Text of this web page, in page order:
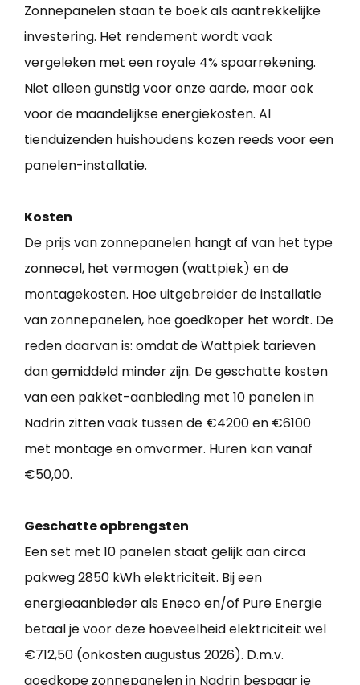
Zonnepanelen staan te boek als aantrekkelijke
investering. Het rendement wordt vaak
vergeleken met een royale 4% spaarrekening.
Niet alleen gunstig voor onze aarde, maar ook
voor de maandelijkse energiekosten. Al
tienduizenden huishoudens kozen reeds voor een
panelen-installatie.
Kosten
De prijs van zonnepanelen hangt af van het type
zonnecel, het vermogen (wattpiek) en de
montagekosten. Hoe uitgebreider de installatie
van zonnepanelen, hoe goedkoper het wordt. De
reden daarvan is: omdat de Wattpiek tarieven
dan gemiddeld minder zijn. De geschatte kosten
van een pakket-aanbieding met 10 panelen in
Nadrin zitten vaak tussen de €4200 en €6100
met montage en omvormer. Huren kan vanaf
€50,00.
Geschatte opbrengsten
Een set met 10 panelen staat gelijk aan circa
pakweg 2850 kWh elektriciteit. Bij een
energieaanbieder als Eneco en/of Pure Energie
betaal je voor deze hoeveelheid elektriciteit wel
€712,50 (onkosten augustus 2026). D.m.v.
goedkope zonnepanelen in Nadrin bespaar je